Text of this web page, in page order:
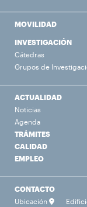
MOVILIDAD
INVESTIGACIÓN
Cátedras
Grupos de
ACTUALIDAD
Noticias
Agenda
TRÁMITES
CALIDAD
EMPLEO
CONTACTO
Ubicación